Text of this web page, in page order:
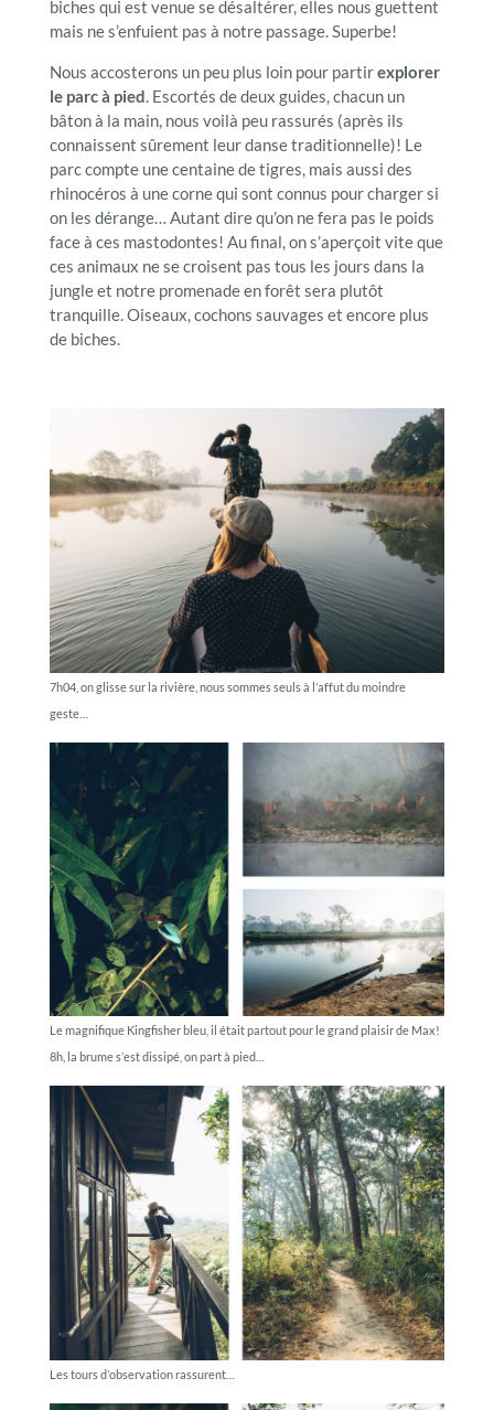
biches qui est venue se désaltérer, elles nous guettent
mais ne s’enfuient pas à notre passage. Superbe!
Nous accosterons un peu plus loin pour partirexplorer
le parc à pied. Escortés de deux guides, chacun un
bâton à la main, nous voilà peu rassurés (après ils
connaissent sûrement leur danse traditionnelle)! Le
parc compte une centaine de tigres, mais aussi des
rhinocéros à une corne qui sont connus pour charger si
on les dérange… Autant dire qu’on ne fera pas le poids
face à ces mastodontes! Au final, on s’aperçoit vite que
ces animaux ne se croisent pas tous les jours dans la
jungle et notre promenade en forêt sera plutôt
tranquille. Oiseaux, cochons sauvages et encore plus
de biches.
7h04, on glisse sur la rivière, nous sommes seuls à l’affut du moindre
geste…
Le magnifique Kingfisher bleu, il était partout pour le grand plaisir de Max!
8h, la brume s’est dissipé, on part à pied…
Les tours d’observation rassurent…